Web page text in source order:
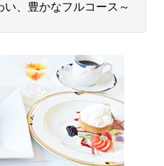
い、豊かなフルコース～